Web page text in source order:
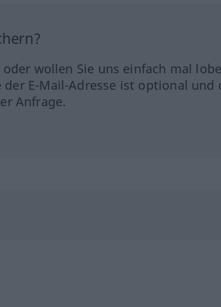
wollen Sie uns einfach mal
der E-Mail-Adresse ist optional und
Anfrage.